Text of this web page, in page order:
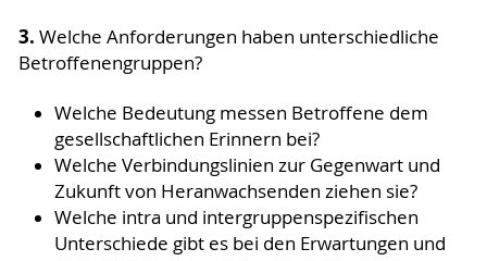
3. Welche Anforderungen haben unterschiedliche
Betroffenengruppen?
Welche Bedeutung messen Betroffene dem
gesellschaftlichen Erinnern bei?
Welche Verbindungslinien zur Gegenwart und
Zukunft von Heranwachsenden ziehen sie?
Welche intra und intergruppenspezifischen
Unterschiede gibt es bei den Erwartungen und